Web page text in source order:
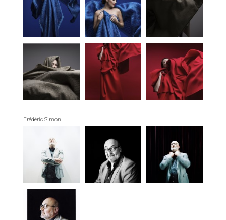
Frédéric Simon